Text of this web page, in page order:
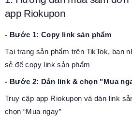
app Riokupon
- Bước 1: Copy link sản phẩm
Tại trang sản phẩm trên TikTok, bạn
sẻ để copy link sản phẩm
- Bước 2: Dán link & chọn "Mua
Truy cập app Riokupon và dán link
chọn “Mua ngay”